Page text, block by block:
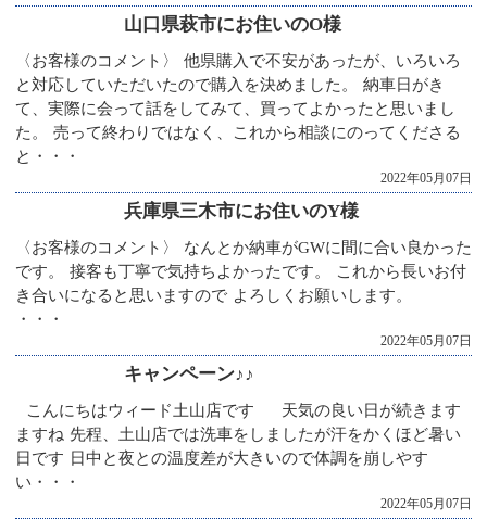
山口県萩市にお住いのO様
〈お客様のコメント〉 他県購入で不安があったが、いろいろ
と対応していただいたので購入を決めました。 納車日がき
て、実際に会って話をしてみて、買ってよかったと思いまし
た。 売って終わりではなく、これから相談にのってくださる
と・・・
2022年05月07日
兵庫県三木市にお住いのY様
〈お客様のコメント〉 なんとか納車がGWに間に合い良かった
です。 接客も丁寧で気持ちよかったです。 これから長いお付
き合いになると思いますので よろしくお願いします。
・・・
2022年05月07日
キャンペーン♪♪
こんにちはウィード土山店です 天気の良い日が続きます
ますね 先程、土山店では洗車をしましたが汗をかくほど暑い
日です 日中と夜との温度差が大きいので体調を崩しやす
い・・・
2022年05月07日